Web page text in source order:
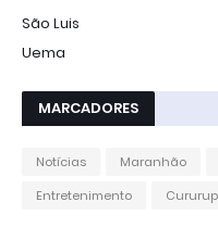
São Luis
Uema
MARCADORES
Notícias Maranhão
Entretenimento